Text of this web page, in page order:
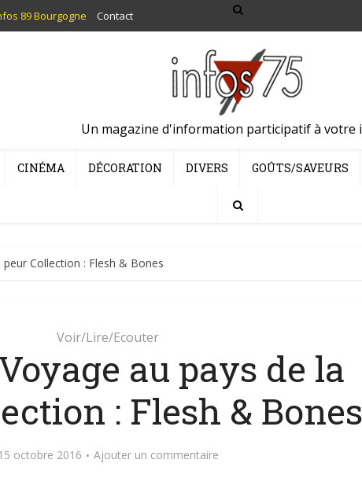
89 Bourgogne Contact
Un magazine d'information participatif à votre
CINÉMA DÉCORATION DIVERS GOÛTS/SAVEURS
Collection : Flesh & Bones
Voir/Lire/Ecouter
au pays de la
: Flesh & Bones
octobre 2016 Ajouter un commentaire